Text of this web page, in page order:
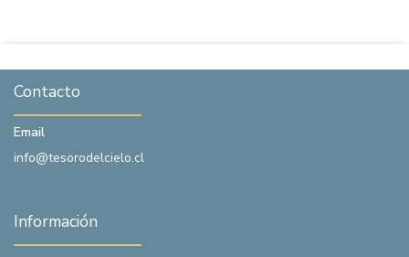
Contacto
Email
info@tesorodelcielo.cl
Información